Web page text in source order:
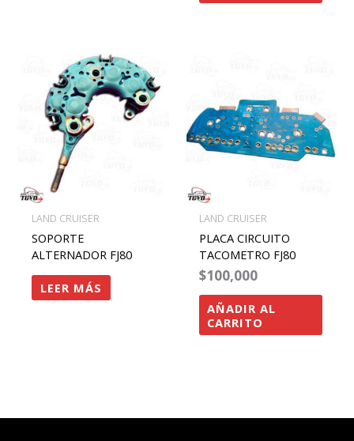
LAND CRUISER
SOPORTE
ALTERNADOR FJ80
LEER MÁS
LAND CRUISER
PLACA CIRCUITO
TACOMETRO FJ80
$100,000
AÑADIR AL
CARRITO